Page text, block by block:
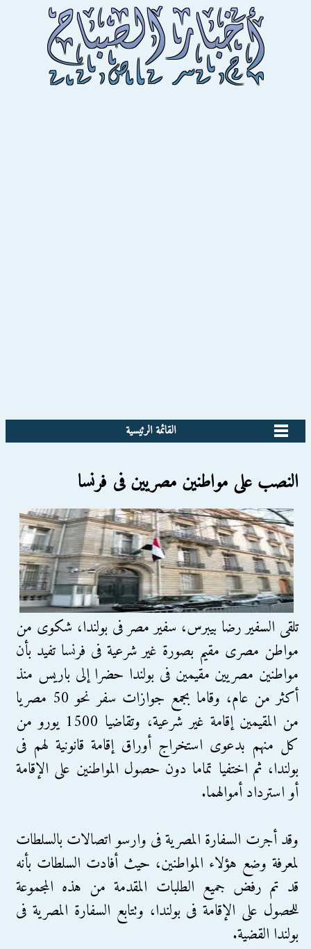
القائمة الرئيسية
النصب على مواطنين مصريين فى فرنسا
تلقى السفير رضا بيبرس، سفير مصر فى بولندا، شكوى من
مواطن مصرى مقيم بصورة غير شرعية فى فرنسا تفيد بأن
مواطنين مصريين مقيمين فى بولندا حضرا إلى باريس منذ
أكثر من عام، وقاما بجمع جوازات سفر نحو 50 مصريا
من المقيمين إقامة غير شرعية، وتقاضيا 1500 يورو من
كل منهم بدعوى استخراج أوراق إقامة قانونية لهم فى
بولندا، ثم اختفيا تماما دون حصول المواطنين على الإقامة
أو استرداد أموالهما.
وقد أجرت السفارة المصرية فى وارسو اتصالات بالسلطات
لمعرفة وضع هؤلاء المواطنين، حيث أفادت السلطات بأنه
قد تم رفض جميع الطلبات المقدمة من هذه المجموعة
للحصول على الإقامة فى بولندا، وتتابع السفارة المصرية فى
بولندا القضية.